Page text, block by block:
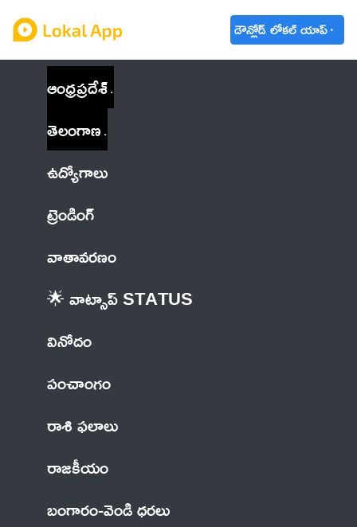
డౌన్లోడ్ లోకల్ యాప్
ఆంధ్రప్రదేశ్
తెలంగాణ
ఉద్యోగాలు
ట్రెండింగ్
వాతావరణం
🌟 వాట్సాప్ STATUS
వినోదం
పంచాంగం
రాశి ఫలాలు
రాజకీయం
బంగారం-వెండి ధరలు